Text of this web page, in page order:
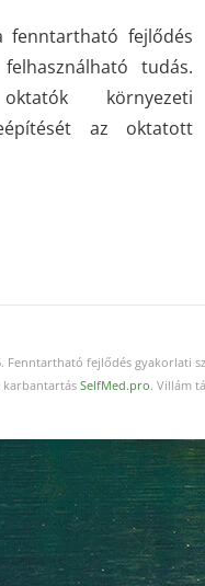
fenntartható fejlődés
tudás.
környezeti
az oktatott
Fenntartható fejlődés gyakorlati
karbantartás SelfMed.pro. Villám